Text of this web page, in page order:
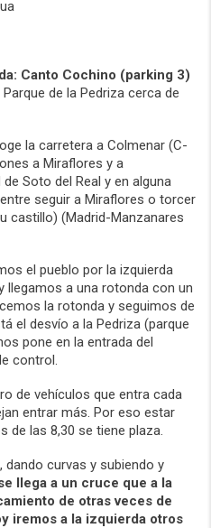
Canto Cochino (parking 3)
de la Pedriza cerca de
la carretera a Colmenar (C-
a Miraflores y a
Soto del Real y en alguna
seguir a Miraflores o torcer
castillo) (Madrid-Manzanares
el pueblo por la izquierda
llegamos a una rotonda con un
la rotonda y seguimos de
el desvío a la Pedriza (parque
pone en la entrada del
control.
de vehículos que entra cada
entrar más. Por eso estar
de las 8,30 se tiene plaza.
dando curvas y subiendo y
llega a un cruce que a la
de otras veces de
iremos a la izquierda otros